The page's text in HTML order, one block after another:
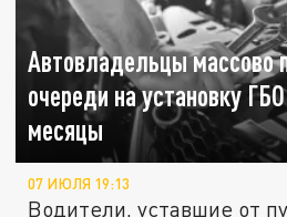
Автовладельцы массово
очереди на установку
месяцы
07 ИЮЛЯ 19:13
Водители, уставшие от